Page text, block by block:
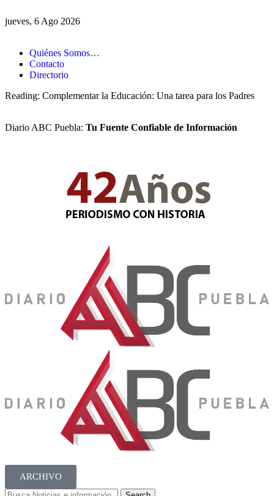
jueves, 6 Ago 2026
Quiénes Somos…
Contacto
Directorio
Reading: Complementar la Educación: Una tarea para los Padres
Diario ABC Puebla: Tu Fuente Confiable de Información
ARCHIVO